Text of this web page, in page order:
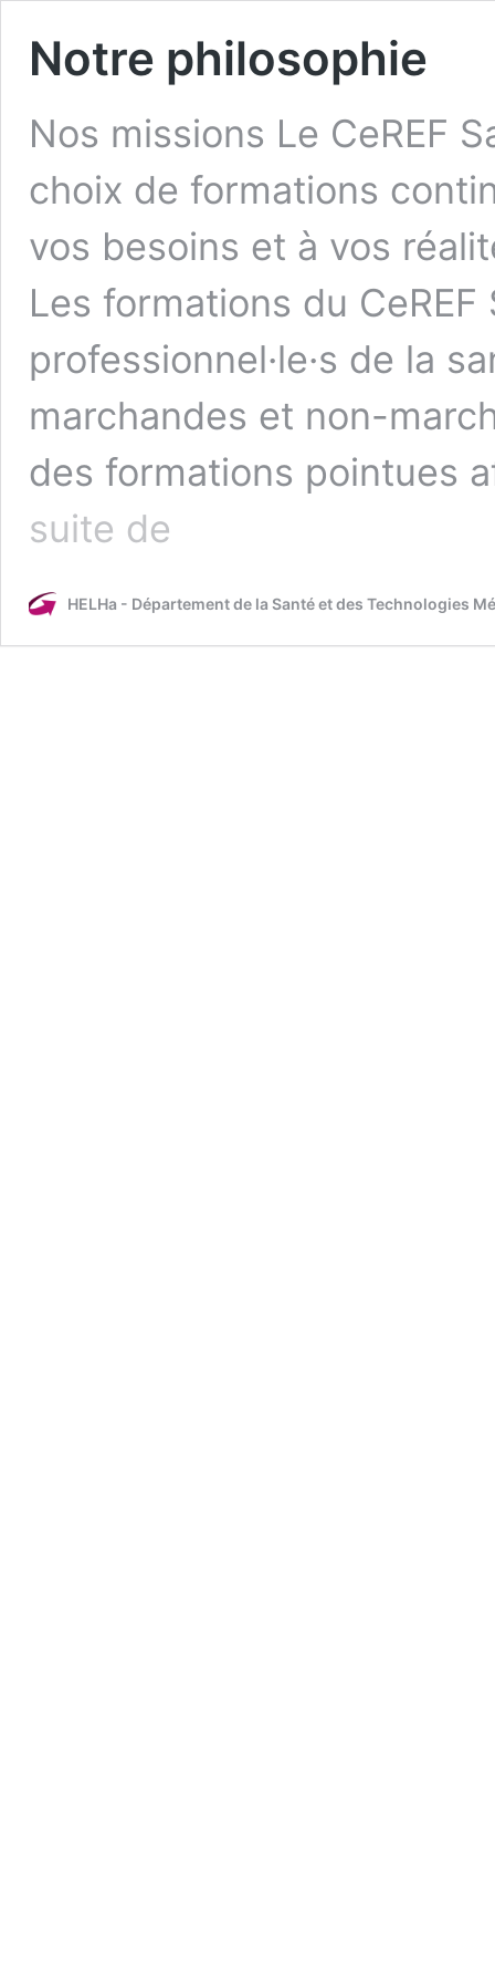
Notre philosophie
Nos missions Le CeREF
choix de formations
vos besoins et à vos
Les formations du CeREF
professionnel·le·s de la
marchandes et non-
des formations pointues
suite de
HELHa - Département de la Santé et des Technologies